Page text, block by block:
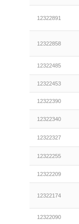
12322891
12322858
12322485
12322453
12322390
12322340
12322327
12322255
12322209
12322174
12322090